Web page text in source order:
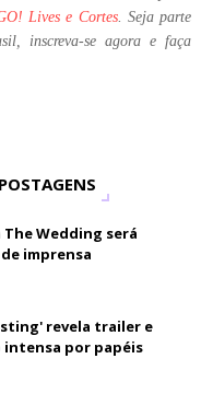
Lives e Cortes. Seja parte
inscreva-se agora e faça
The Wedding será
imprensa
revela trailer e
por papéis